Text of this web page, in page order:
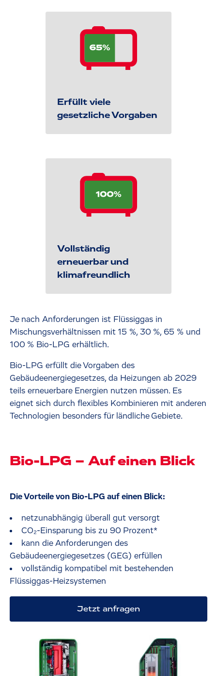
Erfüllt viele
gesetzliche Vorgaben
Vollständig
erneuerbar und
klimafreundlich
Je nach Anforderungen ist Flüssiggas in
Mischungsverhältnissen mit 15 %, 30 %, 65 % und
100 % Bio-LPG erhältlich.
Bio-LPG erfüllt die Vorgaben des
Gebäudeenergiegesetzes, da Heizungen ab 2029
teils erneuerbare Energien nutzen müssen. Es
eignet sich durch flexibles Kombinieren mit anderen
Technologien besonders für ländliche Gebiete.
Bio-LPG – Auf einen Blick
Die Vorteile von Bio-LPG auf einen Blick:
netzunabhängig überall gut versorgt
CO₂-Einsparung bis zu 90 Prozent*
kann die Anforderungen des
Gebäudeenergiegesetzes (GEG) erfüllen
vollständig kompatibel mit bestehenden
Flüssiggas-Heizsystemen
Jetzt anfragen